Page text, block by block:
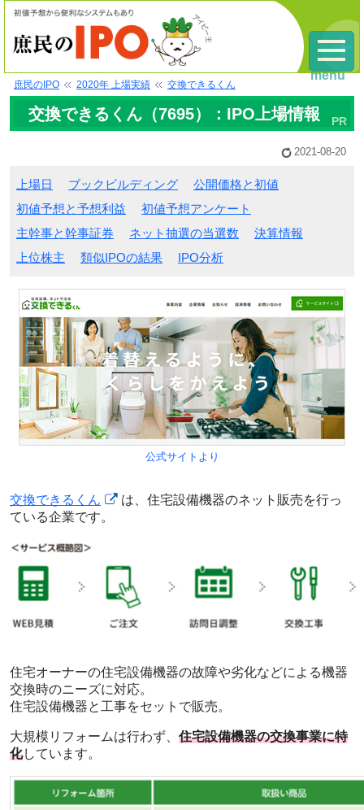
庶民のIPO 2020年 上場実績 交換できるくん
交換できるくん（7695）：IPO上場情報
2021-08-20
上場日 ブックビルディング
公開価格と初値
初値予想と予想利益
初値予想アンケート
主幹事と幹事証券
ネット抽選の当選数
決算情報
上位株主
類似IPOの結果 IPO分析
公式サイトより
交換できるくん
は、住宅設備機器のネット販売を行っ
ている企業です。
住宅オーナーの住宅設備機器の故障や劣化などによる機器
交換時のニーズに対応。
住宅設備機器と工事をセットで販売。
大規模リフォームは行わず、 住宅設備機器の交換事業に特
化しています。
menu